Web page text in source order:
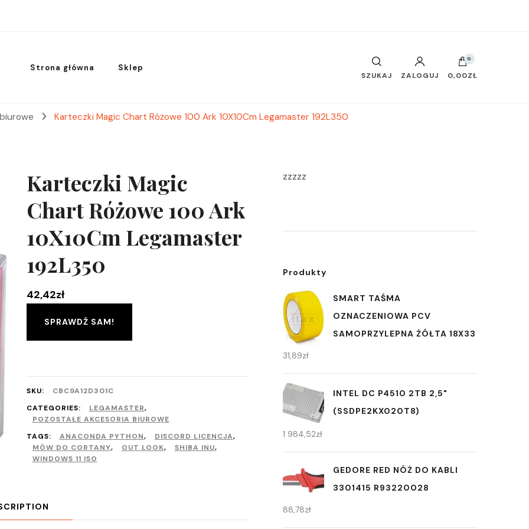
Strona główna Sklep
SZUKAJ ZALOGUJ
0
0,00ZŁ
Karteczki Magic Chart Różowe 100 Ark 10X10Cm Legamaster 192L350
Karteczki Magic
Chart Różowe 100 Ark
10X10Cm Legamaster
192L350
42,42zł
SPRAWDŹ SAM!
SKU:
CBC9A12D301C
CATEGORIES:
LEGAMASTER,
POZOSTAŁE AKCESORIA BIUROWE
TAGS:
ANACONDA PYTHON, DISCORD LICENCJA,
MÓW DO CORTANY, OUT LOOK, SHIBA INU,
WINDOWS 11 ISO
zzzzz
Produkty
SMART TAŚMA
OZNACZENIOWA PCV
SAMOPRZYLEPNA ŻÓŁTA 18X33
31,89zł
INTEL DC P4510 2TB 2,5"
(SSDPE2KX020T8)
1 984,52zł
GEDORE RED NÓŻ DO KABLI
3301415 R93220028
88,78zł